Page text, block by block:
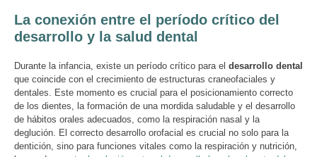
La conexión entre el período crítico del
desarrollo y la salud dental
Durante la infancia, existe un período crítico para el desarrollo dental
que coincide con el crecimiento de estructuras craneofaciales y
dentales. Este momento es crucial para el posicionamiento correcto
de los dientes, la formación de una mordida saludable y el desarrollo
de hábitos orales adecuados, como la respiración nasal y la
deglución. El correcto desarrollo orofacial es crucial no solo para la
dentición, sino para funciones vitales como la respiración y nutrición,